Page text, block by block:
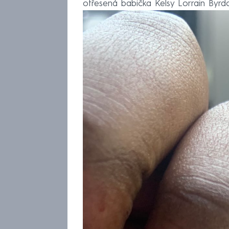
otřesená babička Kelsy Lorrain